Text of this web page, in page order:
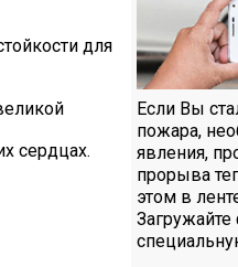
для
сердцах.
Если Вы
пожара,
явления,
прорыва
этом в